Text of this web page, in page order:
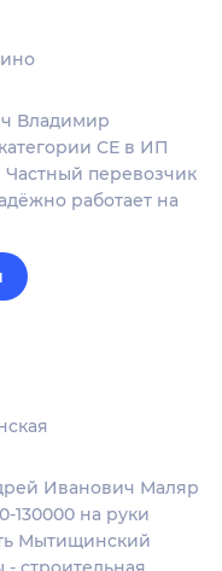
Владимир
СЕ в ИП
перевозчик
работает на
Иванович Маляр
130000 на руки
Мытищинский